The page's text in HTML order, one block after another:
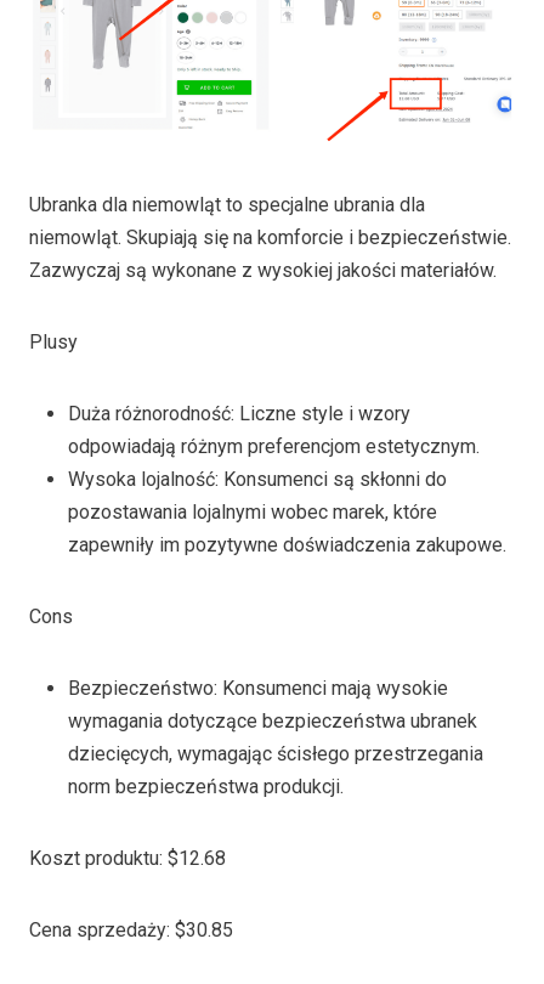
Ubranka dla niemowląt to specjalne ubrania dla
niemowląt. Skupiają się na komforcie i bezpieczeństwie.
Zazwyczaj są wykonane z wysokiej jakości materiałów.
Plusy
Duża różnorodność: Liczne style i wzory
odpowiadają różnym preferencjom estetycznym.
Wysoka lojalność: Konsumenci są skłonni do
pozostawania lojalnymi wobec marek, które
zapewniły im pozytywne doświadczenia zakupowe.
Cons
Bezpieczeństwo: Konsumenci mają wysokie
wymagania dotyczące bezpieczeństwa ubranek
dziecięcych, wymagając ścisłego przestrzegania
norm bezpieczeństwa produkcji.
Koszt produktu: $12.68
Cena sprzedaży: $30.85